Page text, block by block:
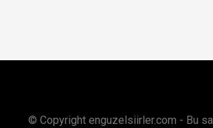
© Copyright enguzelsiirler.com - Bu